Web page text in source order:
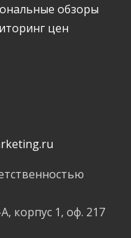
обзоры
цен
корпус 1, оф. 217